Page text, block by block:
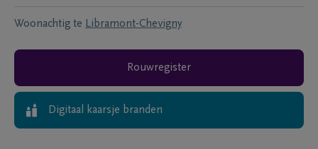
Woonachtig te Libramont-Chevigny
Rouwregister
Digitaal kaarsje branden